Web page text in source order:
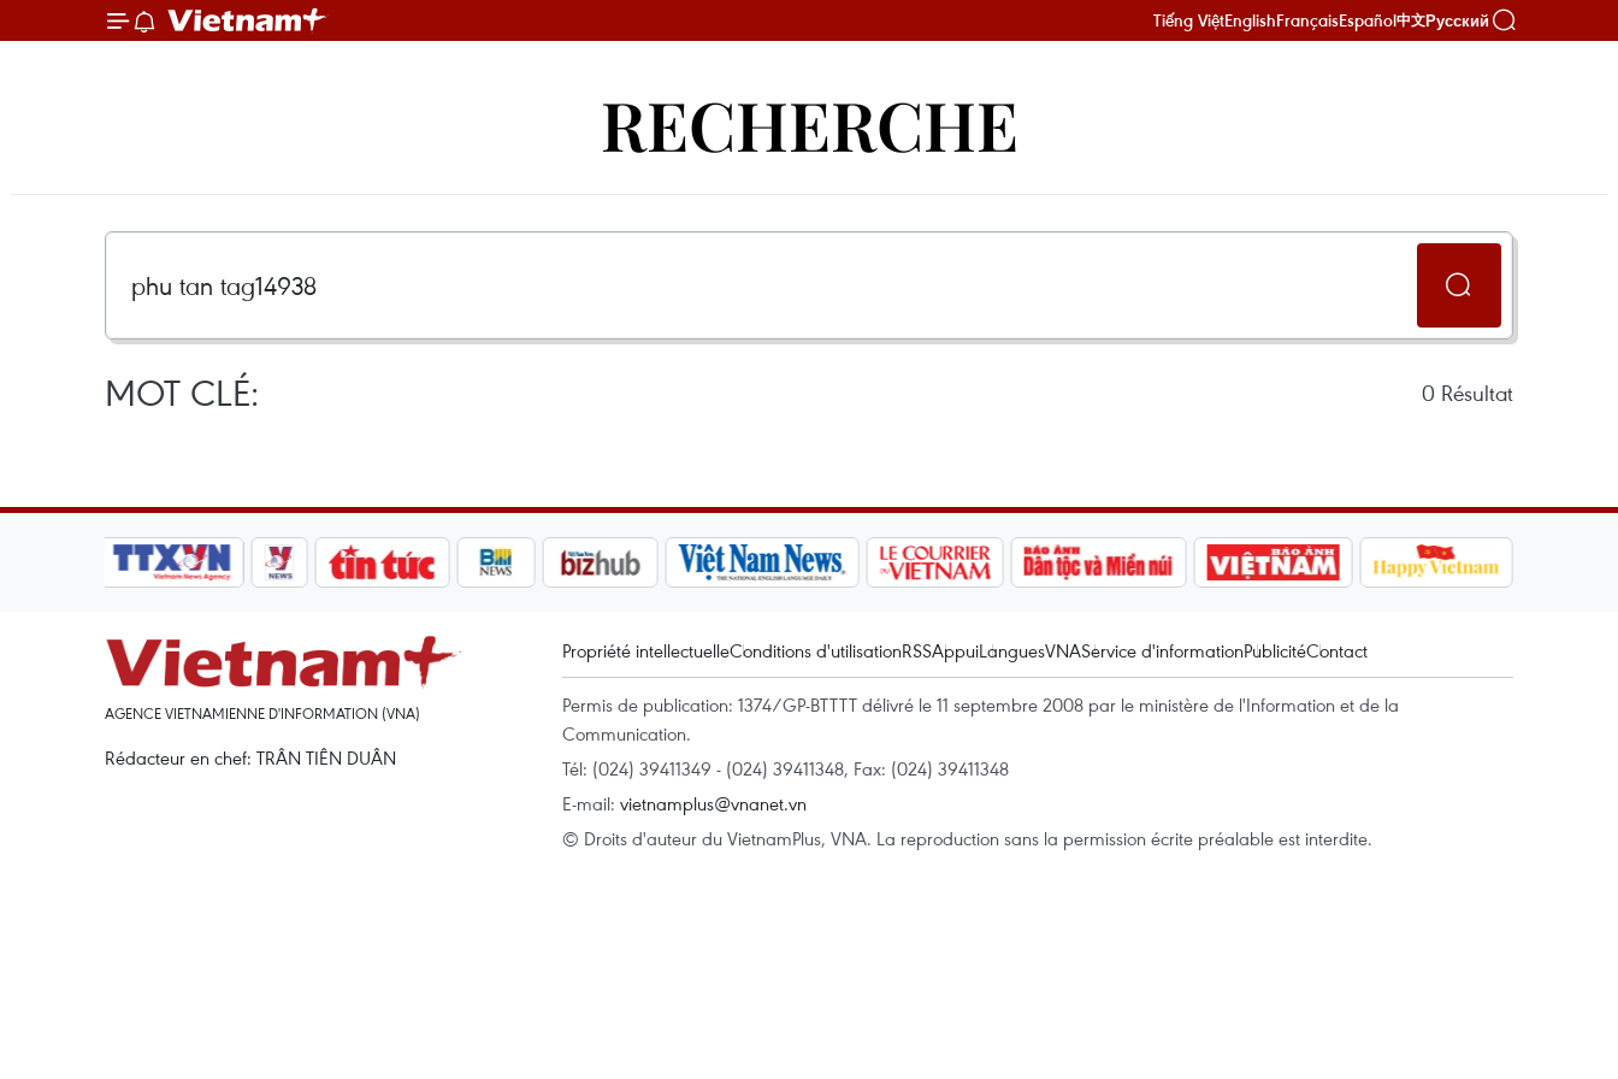
Tiếng ViệtEnglishFrançaisEspañol中文Русский
RECHERCHE
MOT CLÉ: 0 Résultat
AGENCE VIETNAMIENNE D'INFORMATION (VNA)
Rédacteur en chef: TRÂN TIÊN DUÂN
Propriété intellectuelleConditions d'utilisationRSSAppuiLanguesVNAService d'informationPublicitéContact
Permis de publication: 1374/GP-BTTTT délivré le 11 septembre 2008 par le ministère de l'Information et de la
Communication.
Tél: (024) 39411349 - (024) 39411348, Fax: (024) 39411348
E-mail: vietnamplus@vnanet.vn
© Droits d'auteur du VietnamPlus, VNA. La reproduction sans la permission écrite préalable est interdite.